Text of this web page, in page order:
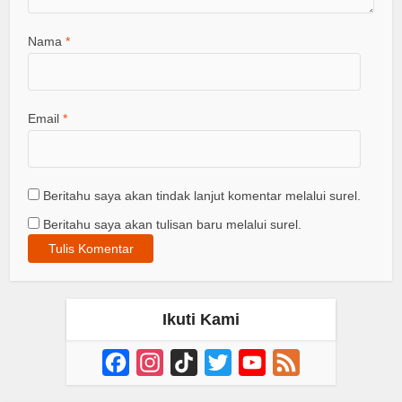
Nama*
Email*
Beritahu saya akan tindak lanjut komentar melalui surel.
Beritahu saya akan tulisan baru melalui surel.
Ikuti Kami
FacebookInstagram
TikTok Twitter YouTube
Channel